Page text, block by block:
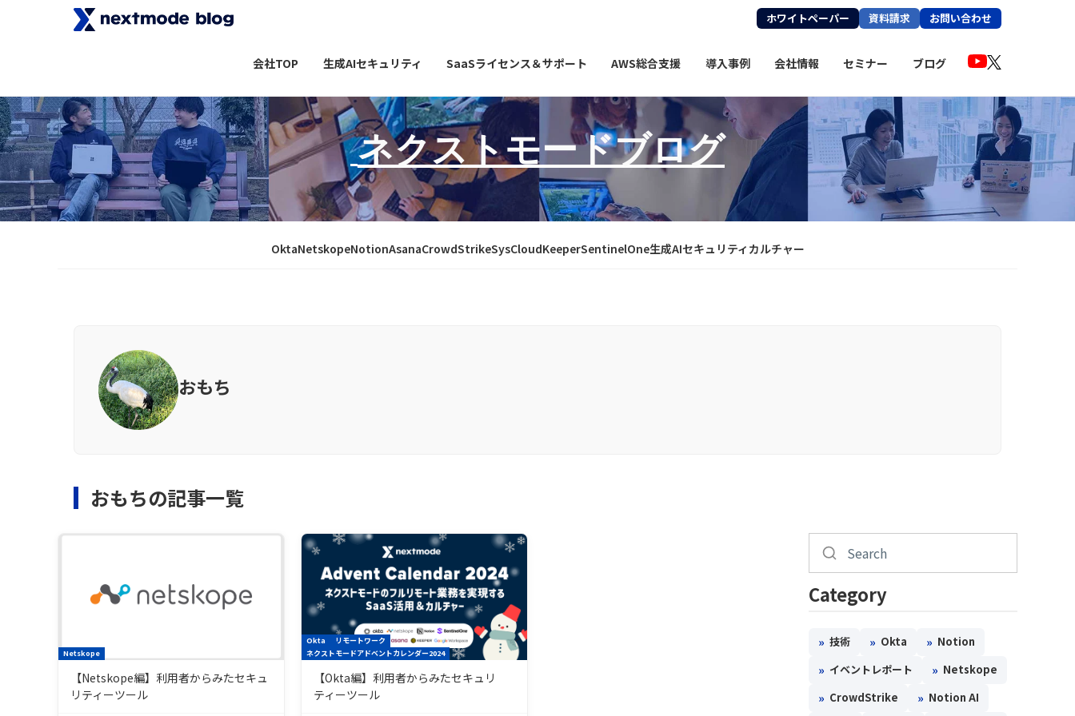
ホワイトペーパー 資料請求 お問い合わせ
会社TOP 生成AIセキュリティ SaaSライセンス＆サポート AWS総合支援 導入事例 会社情報 セミナー ブログ
ネクストモードブログ
OktaNetskopeNotionAsanaCrowdStrikeSysCloudKeeperSentinelOne生成AIセキュリティ カルチャー
おもち
おもちの記事一覧
Netskope
【Netskope編】利用者からみたセキュ
リティーツール
Okta
リモートワーク
ネクストモードアドベントカレンダー2024
【Okta編】利用者からみたセキュリ
ティーツール
Category
» 技術 » Okta » Notion
» イベントレポート » Netskope
» CrowdStrike » Notion AI